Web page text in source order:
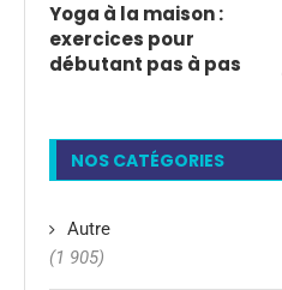
Yoga à la maison :
exercices pour
débutant pas à pas
NOS CATÉGORIES
Autre
(1 905)